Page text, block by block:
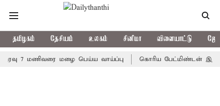
தமிழகம் தேசியம் உலகம் சினிமா விளையாட்டு
மணிவரை மழை பெய்ய வாய்ப்பு கொரிய பேட்மிண்டன் இறுதி